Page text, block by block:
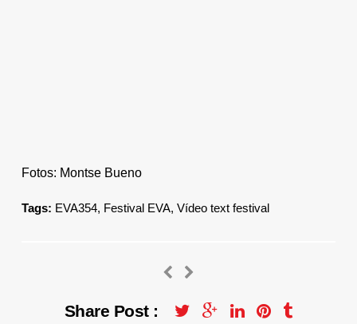
Fotos: Montse Bueno
Tags: EVA354, Festival EVA, Vídeo text festival
Share Post :